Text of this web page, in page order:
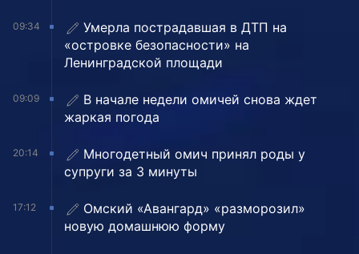
09:34
Умерла пострадавшая в ДТП на
«островке безопасности» на
Ленинградской площади
09:09
В начале недели омичей снова ждет
жаркая погода
20:14
Многодетный омич принял роды у
супруги за 3 минуты
17:12
Омский «Авангард» «разморозил»
новую домашнюю форму